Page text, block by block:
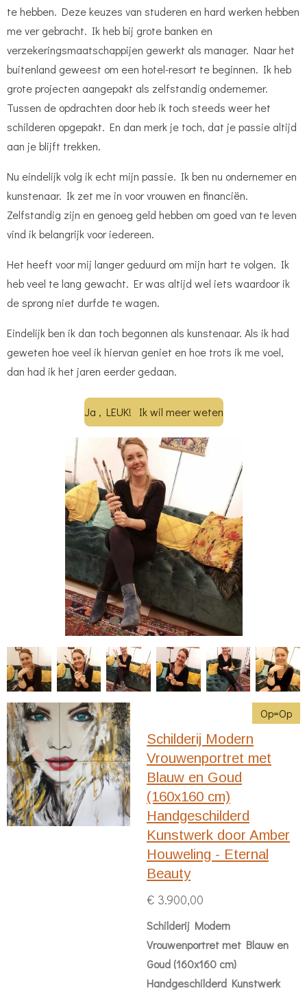
te hebben. Deze keuzes van studeren en hard werken hebben
me ver gebracht. Ik heb bij grote banken en
verzekeringsmaatschappijen gewerkt als manager. Naar het
buitenland geweest om een hotel-resort te beginnen. Ik heb
grote projecten aangepakt als zelfstandig ondernemer.
Tussen de opdrachten door heb ik toch steeds weer het
schilderen opgepakt. En dan merk je toch, dat je passie altijd
aan je blijft trekken.
Nu eindelijk volg ik echt mijn passie. Ik ben nu ondernemer en
kunstenaar. Ik zet me in voor vrouwen en financiën.
Zelfstandig zijn en genoeg geld hebben om goed van te leven
vind ik belangrijk voor iedereen.
Het heeft voor mij langer geduurd om mijn hart te volgen. Ik
heb veel te lang gewacht. Er was altijd wel iets waardoor ik
de sprong niet durfde te wagen.
Eindelijk ben ik dan toch begonnen als kunstenaar. Als ik had
geweten hoe veel ik hiervan geniet en hoe trots ik me voel,
dan had ik het jaren eerder gedaan.
Ja , LEUK! Ik wil meer weten
Op=Op
Schilderij Modern
Vrouwenportret met
Blauw en Goud
(160x160 cm)
Handgeschilderd
Kunstwerk door Amber
Houweling - Eternal
Beauty
€ 3.900,00
Schilderij Modern
Vrouwenportret met Blauw en
Goud (160x160 cm)
Handgeschilderd Kunstwerk